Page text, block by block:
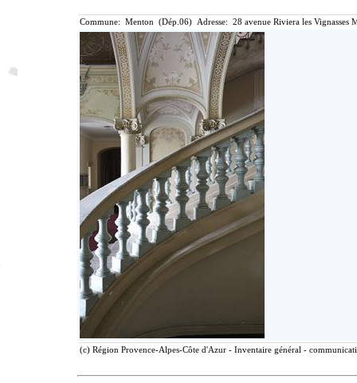
Commune: Menton (Dép.06) Adresse: 28 avenue Riviera les
(c) Région Provence-Alpes-Côte d'Azur - Inventaire général -